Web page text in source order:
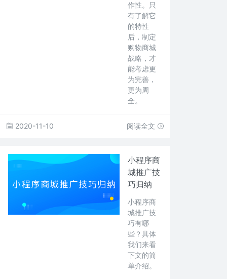
作性。只
有了解它
的特性
后，制定
购物商城
战略，才
能考虑更
为完善，
更为周
全。
2020-11-10 阅读全文
小程序商
城推广技
巧归纳
小程序商
城推广技
巧有哪
些？具体
我们来看
下文的简
单介绍。